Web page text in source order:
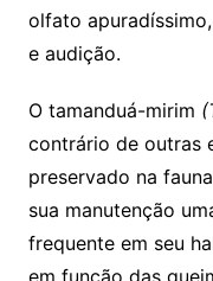
olfato
e audição.
O tamanduá-mirim
contrário de outras
preservado na
sua manutenção
frequente em seu
em função das